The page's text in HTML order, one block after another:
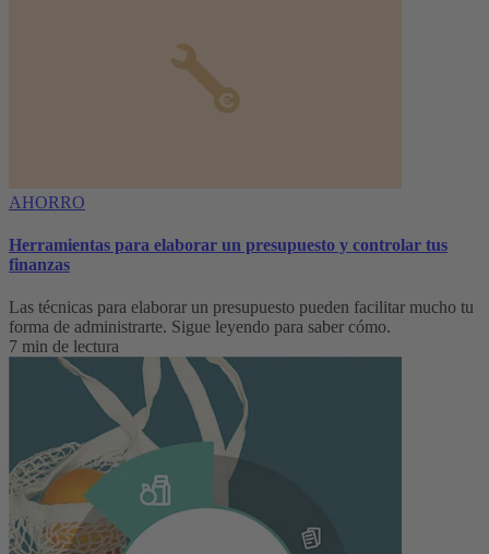
AHORRO
Herramientas para elaborar un presupuesto y controlar tus
finanzas
Las técnicas para elaborar un presupuesto pueden facilitar mucho tu
forma de administrarte. Sigue leyendo para saber cómo.
7 min de lectura